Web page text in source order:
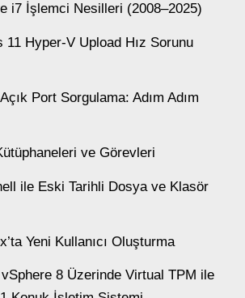
i7 İşlemci Nesilleri (2008–2025)
11 Hyper-V Upload Hız Sorunu
Port Sorgulama: Adım Adım
ve Görevleri
ile Eski Tarihli Dosya ve Klasör
Yeni Kullanıcı Oluşturma
8 Üzerinde Virtual TPM ile